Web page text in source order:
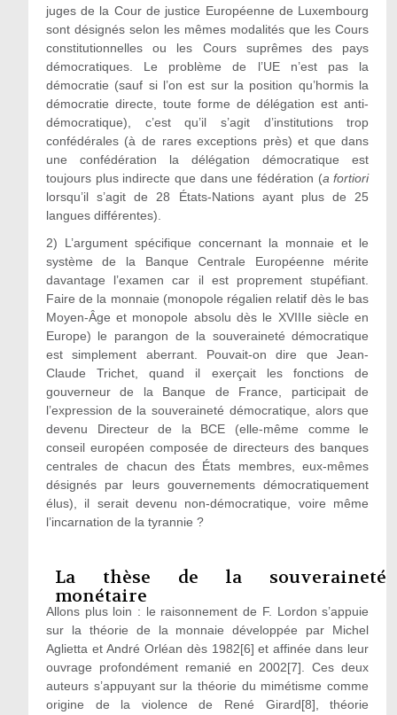
juges de la Cour de justice Européenne de Luxembourg
sont désignés selon les mêmes modalités que les Cours
constitutionnelles ou les Cours suprêmes des pays
démocratiques. Le problème de l’UE n’est pas la
démocratie (sauf si l’on est sur la position qu’hormis la
démocratie directe, toute forme de délégation est anti-
démocratique), c’est qu’il s’agit d’institutions trop
confédérales (à de rares exceptions près) et que dans
une confédération la délégation démocratique est
toujours plus indirecte que dans une fédération (a fortiori
lorsqu’il s’agit de 28 États-Nations ayant plus de 25
langues différentes).
2) L’argument spécifique concernant la monnaie et le
système de la Banque Centrale Européenne mérite
davantage l’examen car il est proprement stupéfiant.
Faire de la monnaie (monopole régalien relatif dès le bas
Moyen-Âge et monopole absolu dès le XVIIIe siècle en
Europe) le parangon de la souveraineté démocratique
est simplement aberrant. Pouvait-on dire que Jean-
Claude Trichet, quand il exerçait les fonctions de
gouverneur de la Banque de France, participait de
l’expression de la souveraineté démocratique, alors que
devenu Directeur de la BCE (elle-même comme le
conseil européen composée de directeurs des banques
centrales de chacun des États membres, eux-mêmes
désignés par leurs gouvernements démocratiquement
élus), il serait devenu non-démocratique, voire même
l’incarnation de la tyrannie ?
La thèse de la souveraineté
monétaire
Allons plus loin : le raisonnement de F. Lordon s’appuie
sur la théorie de la monnaie développée par Michel
Aglietta et André Orléan dès 1982[6] et affinée dans leur
ouvrage profondément remanié en 2002[7] . Ces deux
auteurs s’appuyant sur la théorie du mimétisme comme
origine de la violence de René Girard[8] , théorie